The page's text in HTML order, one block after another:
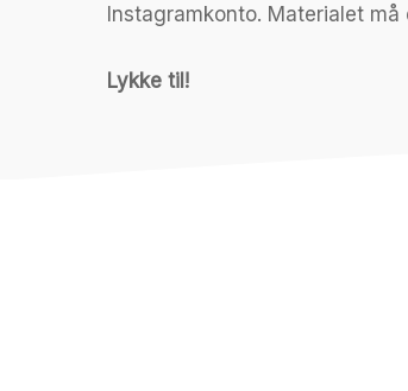
Instagramkonto. Materialet
Lykke til!